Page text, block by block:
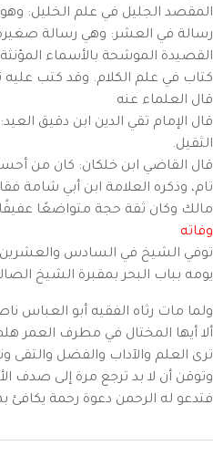
المقصد الجليل في علم الخليل: وهو نظم في
رسالة في العشر: وهي رسالة
القصيدة الموشحة بالأسماء
كتاب في علم الكلام. وقد كتب عليه
قال العلماء عنه
قال الإمام تقي الدين ابن دقيق
الثقيل.
قال القاضي ابن خلكان: كان من
تام، وذكره العلامة ابن أبي شامة
مالك وكان ثقة حجة متواضعًا عفيفًا
وفاته
يومه بباب البحر بمقبرة الشيخ
ولما مات رثاه الفقيه أبو العباس
ألا أيها المختال في مطرف العمر
ترى العلم والآداب والفضل والتقى
وتوقن أن لا بد ترجع مرة إلى صدف
فتدعو له الرحمن دعوة رحمة يكافئ